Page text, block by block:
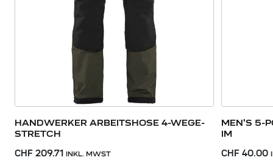
HANDWERKER ARBEITSHOSE 4-WEGE-
STRETCH
CHF 209.71 INKL. MWST
MEN'S 5-
IM
CHF 40.00